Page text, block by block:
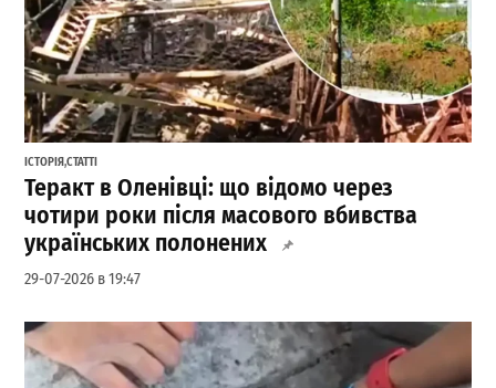
ІСТОРІЯ,СТАТТІ
Теракт в Оленівці: що відомо через
чотири роки після масового вбивства
українських полонених
29-07-2026 в 19:47